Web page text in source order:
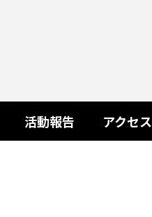
活動報告 アクセス